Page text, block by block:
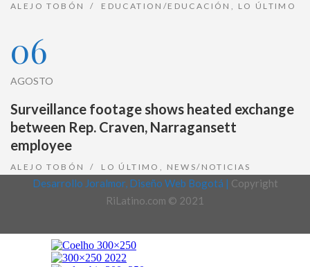
ALEJO TOBÓN EDUCATION/EDUCACIÓN , LO ÚLTIMO
06
AGOSTO
Surveillance footage shows heated exchange
between Rep. Craven, Narragansett
employee
ALEJO TOBÓN LO ÚLTIMO , NEWS/NOTICIAS
Desarrollo Joralmor, Diseño Web Bogotá | Copyright
RiLatino.com © 2021